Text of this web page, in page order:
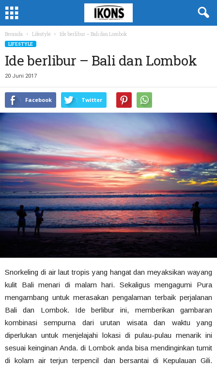
Beranda Lifestyle Ide berlibur – Bali dan Lombok
LIFESTYLE
Ide berlibur – Bali dan Lombok
20 Juni 2017
Facebook Twitter
Snorkeling di air laut tropis yang hangat dan meyaksikan wayang
kulit Bali menari di malam hari. Sekaligus mengagumi Pura
mengambang untuk merasakan pengalaman terbaik perjalanan
Bali dan Lombok. Ide berlibur ini, memberikan gambaran
kombinasi sempurna dari urutan wisata dan waktu yang
diperlukan untuk menjelajahi lokasi di pulau-pulau menarik ini
sesuai keinginan Anda. di Lombok anda bisa mendinginkan tumit
di kolam air terjun terpencil dan bersantai di Kepulauan Gili.